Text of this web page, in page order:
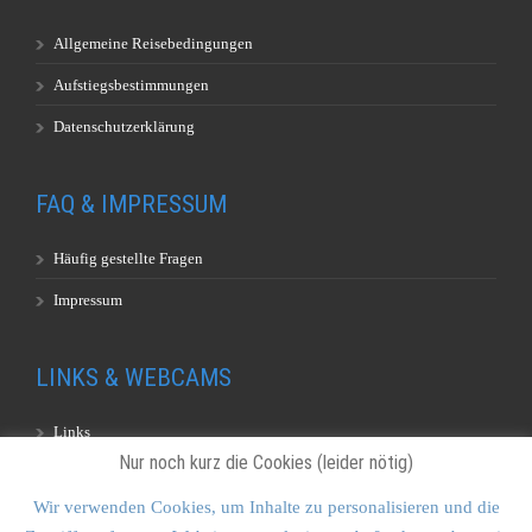
Allgemeine Reisebedingungen
Aufstiegsbestimmungen
Datenschutzerklärung
FAQ & IMPRESSUM
Häufig gestellte Fragen
Impressum
LINKS & WEBCAMS
Links
Nur noch kurz die Cookies (leider nötig)
Wir verwenden Cookies, um Inhalte zu personalisieren und die